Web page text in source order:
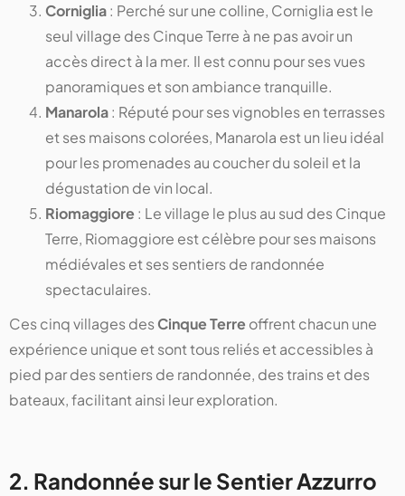
Corniglia: Perché sur une colline, Corniglia est le
seul village des Cinque Terre à ne pas avoir un
accès direct à la mer. Il est connu pour ses vues
panoramiques et son ambiance tranquille.
Manarola: Réputé pour ses vignobles en terrasses
et ses maisons colorées, Manarola est un lieu idéal
pour les promenades au coucher du soleil et la
dégustation de vin local.
Riomaggiore: Le village le plus au sud des Cinque
Terre, Riomaggiore est célèbre pour ses maisons
médiévales et ses sentiers de randonnée
spectaculaires.
Ces cinq villages desCinque Terreoffrent chacun une
expérience unique et sont tous reliés et accessibles à
pied par des sentiers de randonnée, des trains et des
bateaux, facilitant ainsi leur exploration.
2. Randonnée sur le Sentier Azzurro